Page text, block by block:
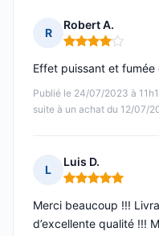
R
Robert A.
Note : 4 sur 5
Publié le 24/07/2023 à
suite à un achat du 12/07/
Effet puissant et
L
Luis D.
Note : 5 sur 5
Merci beaucoup !!!
d’excellente qualité !!!